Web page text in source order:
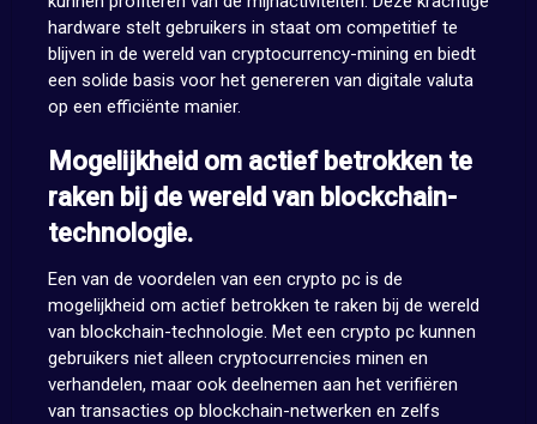
hardware stelt gebruikers in staat om competitief te
blijven in de wereld van cryptocurrency-mining en biedt
een solide basis voor het genereren van digitale valuta
op een efficiënte manier.
Mogelijkheid om actief betrokken te
raken bij de wereld van blockchain-
technologie.
Een van de voordelen van een crypto pc is de
mogelijkheid om actief betrokken te raken bij de wereld
van blockchain-technologie. Met een crypto pc kunnen
gebruikers niet alleen cryptocurrencies minen en
verhandelen, maar ook deelnemen aan het verifiëren
van transacties op blockchain-netwerken en zelfs